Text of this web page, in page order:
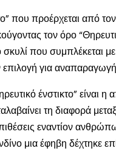
που προέρχεται από
τον όρο
σκυλί που
για
ένστικτο” είναι
τη διαφορά
εναντίον
μια έφηβη